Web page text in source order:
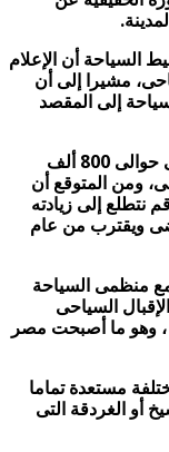
السياحة أن الإعلام
مشيرا إلى أن
إلى المقصد
وقال الدميرى إن السياحة الألمانية وصلت إلى حوالى 800 ألف
ومن المتوقع أن
نتطلع إلى زيادته
ويقترب من عام
منظمى السياحة
السياحى
واستعادة الأعداد التى تحققت فى العام 2010 ، وهو ما أصبحت مصر
مستعدة تماما
أو الغردقة التى